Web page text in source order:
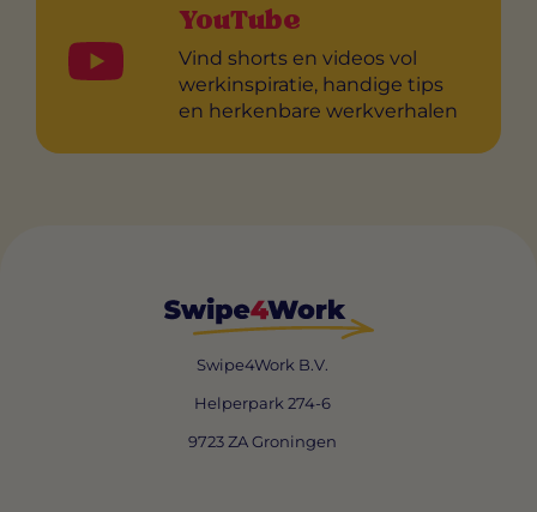
YouTube
Vind shorts en videos vol
werkinspiratie, handige tips
en herkenbare werkverhalen
Swipe4Work B.V.
Helperpark 274-6
9723 ZA Groningen